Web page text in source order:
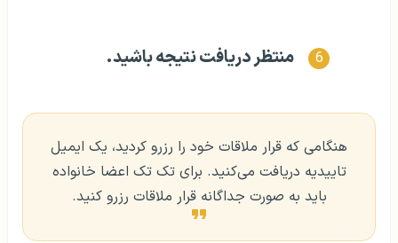
منتظر دریافت نتیجه باشید.
هنگامی که قرار ملاقات خود را رزرو کردید،‌ یک ایمیل
تاییدیه دریافت می‌کنید. برای تک تک اعضا خانواده
باید به صورت جداگانه قرار ملاقات رزرو کنید.